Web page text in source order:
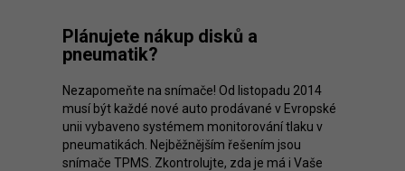
Plánujete nákup disků a
pneumatik?
Nezapomeňte na snímače! Od listopadu 2014
musí být každé nové auto prodávané v Evropské
unii vybaveno systémem monitorování tlaku v
pneumatikách. Nejběžnějším řešením jsou
snímače TPMS. Zkontrolujte, zda je má i Vaše